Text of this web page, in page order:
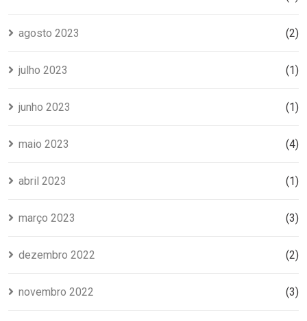
agosto 2023 (2)
julho 2023 (1)
junho 2023 (1)
maio 2023 (4)
abril 2023 (1)
março 2023 (3)
dezembro 2022 (2)
novembro 2022 (3)